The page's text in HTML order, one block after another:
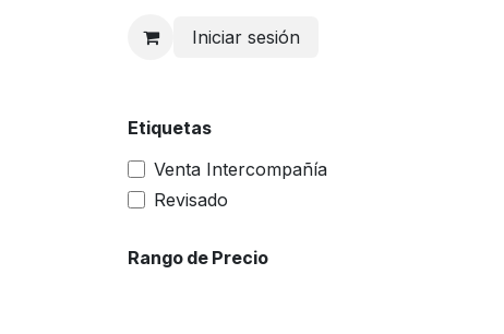
Iniciar sesión
Etiquetas
Venta Intercompañía
Revisado
Rango de Precio